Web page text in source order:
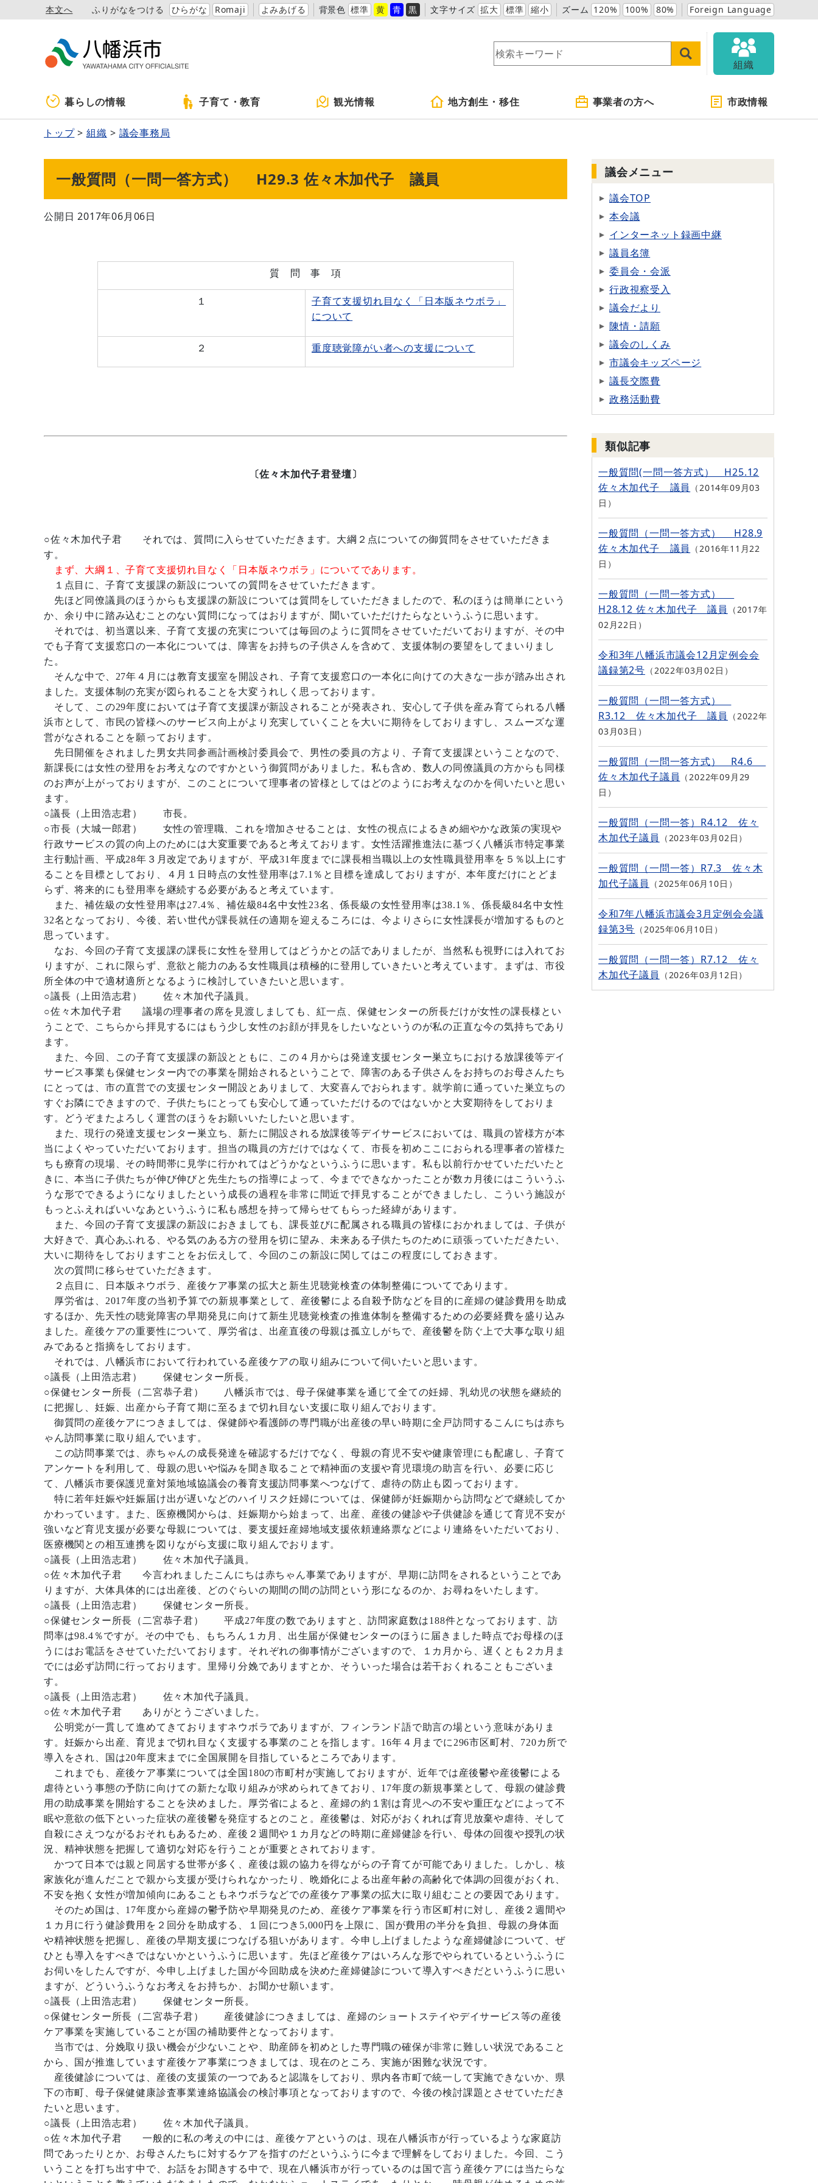
本文へ ふりがなをつける ひらがな Romaji よみあげる 背景色 標準 黄 青 黒 文字サイズ 拡大 標準 縮小 ズーム 120% 100% 80% Foreign Language
組織
暮らしの情報 子育て・教育 観光情報 地方創生・移住 事業者の方へ 市政情報
トップ 組織 議会事務局
一般質問（一問一答方式） H29.3 佐々木加代子 議員
公開日 2017年06月06日
質 問 事 項
１
子育て支援切れ目なく「日本版ネウボラ」
について
２ 重度聴覚障がい者への支援について
〔佐々木加代子君登壇〕
○佐々木加代子君 それでは、質問に入らせていただきます。大綱２点についての御質問をさせていただきま
す。
まず、大綱１、子育て支援切れ目なく「日本版ネウボラ」についてであります。
１点目に、子育て支援課の新設についての質問をさせていただきます。
先ほど同僚議員のほうからも支援課の新設については質問をしていただきましたので、私のほうは簡単にという
か、余り中に踏み込むことのない質問になってはおりますが、聞いていただけたらなというふうに思います。
それでは、初当選以来、子育て支援の充実については毎回のように質問をさせていただいておりますが、その中
でも子育て支援窓口の一本化については、障害をお持ちの子供さんを含めて、支援体制の要望をしてまいりまし
た。
そんな中で、27年４月には教育支援室を開設され、子育て支援窓口の一本化に向けての大きな一歩が踏み出され
ました。支援体制の充実が図られることを大変うれしく思っております。
そして、この29年度においては子育て支援課が新設されることが発表され、安心して子供を産み育てられる八幡
浜市として、市民の皆様へのサービス向上がより充実していくことを大いに期待をしておりますし、スムーズな運
営がなされることを願っております。
先日開催をされました男女共同参画計画検討委員会で、男性の委員の方より、子育て支援課ということなので、
新課長には女性の登用をお考えなのですかという御質問がありました。私も含め、数人の同僚議員の方からも同様
のお声が上がっておりますが、このことについて理事者の皆様としてはどのようにお考えなのかを伺いたいと思い
ます。
○議長（上田浩志君） 市長。
○市長（大城一郎君） 女性の管理職、これを増加させることは、女性の視点によるきめ細やかな政策の実現や
行政サービスの質の向上のためには大変重要であると考えております。女性活躍推進法に基づく八幡浜市特定事業
主行動計画、平成28年３月改定でありますが、平成31年度までに課長相当職以上の女性職員登用率を５％以上にす
ることを目標としており、４月１日時点の女性登用率は7.1％と目標を達成しておりますが、本年度だけにとどま
らず、将来的にも登用率を継続する必要があると考えています。
また、補佐級の女性登用率は27.4％、補佐級84名中女性23名、係長級の女性登用率は38.1％、係長級84名中女性
32名となっており、今後、若い世代が課長就任の適期を迎えるころには、今よりさらに女性課長が増加するものと
思っています。
なお、今回の子育て支援課の課長に女性を登用してはどうかとの話でありましたが、当然私も視野には入れてお
りますが、これに限らず、意欲と能力のある女性職員は積極的に登用していきたいと考えています。まずは、市役
所全体の中で適材適所となるように検討していきたいと思います。
○議長（上田浩志君） 佐々木加代子議員。
○佐々木加代子君 議場の理事者の席を見渡しましても、紅一点、保健センターの所長だけが女性の課長様とい
うことで、こちらから拝見するにはもう少し女性のお顔が拝見をしたいなというのが私の正直な今の気持ちであり
ます。
また、今回、この子育て支援課の新設とともに、この４月からは発達支援センター巣立ちにおける放課後等デイ
サービス事業も保健センター内での事業を開始されるということで、障害のある子供さんをお持ちのお母さんたち
にとっては、市の直営での支援センター開設とありまして、大変喜んでおられます。就学前に通っていた巣立ちの
すぐお隣にできますので、子供たちにとっても安心して通っていただけるのではないかと大変期待をしておりま
す。どうぞまたよろしく運営のほうをお願いいたしたいと思います。
また、現行の発達支援センター巣立ち、新たに開設される放課後等デイサービスにおいては、職員の皆様方が本
当によくやっていただいております。担当の職員の方だけではなくて、市長を初めここにおられる理事者の皆様た
ちも療育の現場、その時間帯に見学に行かれてはどうかなというふうに思います。私も以前行かせていただいたと
きに、本当に子供たちが伸び伸びと先生たちの指導によって、今までできなかったことが数カ月後にはこういうふ
うな形でできるようになりましたという成長の過程を非常に間近で拝見することができましたし、こういう施設が
もっとふえればいいなあというふうに私も感想を持って帰らせてもらった経緯があります。
また、今回の子育て支援課の新設におきましても、課長並びに配属される職員の皆様におかれましては、子供が
大好きで、真心あふれる、やる気のある方の登用を切に望み、未来ある子供たちのために頑張っていただきたい、
大いに期待をしておりますことをお伝えして、今回のこの新設に関してはこの程度にしておきます。
次の質問に移らせていただきます。
２点目に、日本版ネウボラ、産後ケア事業の拡大と新生児聴覚検査の体制整備についてであります。
厚労省は、2017年度の当初予算での新規事業として、産後鬱による自殺予防などを目的に産婦の健診費用を助成
するほか、先天性の聴覚障害の早期発見に向けて新生児聴覚検査の推進体制を整備するための必要経費を盛り込み
ました。産後ケアの重要性について、厚労省は、出産直後の母親は孤立しがちで、産後鬱を防ぐ上で大事な取り組
みであると指摘をしております。
それでは、八幡浜市において行われている産後ケアの取り組みについて伺いたいと思います。
○議長（上田浩志君） 保健センター所長。
○保健センター所長（二宮恭子君） 八幡浜市では、母子保健事業を通じて全ての妊婦、乳幼児の状態を継続的
に把握し、妊娠、出産から子育て期に至るまで切れ目ない支援に取り組んでおります。
御質問の産後ケアにつきましては、保健師や看護師の専門職が出産後の早い時期に全戸訪問するこんにちは赤ち
ゃん訪問事業に取り組んでいます。
この訪問事業では、赤ちゃんの成長発達を確認するだけでなく、母親の育児不安や健康管理にも配慮し、子育て
アンケートを利用して、母親の思いや悩みを聞き取ることで精神面の支援や育児環境の助言を行い、必要に応じ
て、八幡浜市要保護児童対策地域協議会の養育支援訪問事業へつなげて、虐待の防止も図っております。
特に若年妊娠や妊娠届け出が遅いなどのハイリスク妊婦については、保健師が妊娠期から訪問などで継続してか
かわっています。また、医療機関からは、妊娠期から始まって、出産、産後の健診や子供健診を通じて育児不安が
強いなど育児支援が必要な母親については、要支援妊産婦地域支援依頼連絡票などにより連絡をいただいており、
医療機関との相互連携を図りながら支援に取り組んでおります。
○議長（上田浩志君） 佐々木加代子議員。
○佐々木加代子君 今言われましたこんにちは赤ちゃん事業でありますが、早期に訪問をされるということであ
りますが、大体具体的には出産後、どのぐらいの期間の間の訪問という形になるのか、お尋ねをいたします。
○議長（上田浩志君） 保健センター所長。
○保健センター所長（二宮恭子君） 平成27年度の数でありますと、訪問家庭数は188件となっております、訪
問率は98.4％ですが。その中でも、もちろん１カ月、出生届が保健センターのほうに届きました時点でお母様のほ
うにはお電話をさせていただいております。それぞれの御事情がございますので、１カ月から、遅くとも２カ月ま
でには必ず訪問に行っております。里帰り分娩でありますとか、そういった場合は若干おくれることもございま
す。
○議長（上田浩志君） 佐々木加代子議員。
○佐々木加代子君 ありがとうございました。
公明党が一貫して進めてきておりますネウボラでありますが、フィンランド語で助言の場という意味がありま
す。妊娠から出産、育児まで切れ目なく支援する事業のことを指します。16年４月までに296市区町村、720カ所で
導入をされ、国は20年度末までに全国展開を目指しているところであります。
これまでも、産後ケア事業については全国180の市町村が実施しておりますが、近年では産後鬱や産後鬱による
虐待という事態の予防に向けての新たな取り組みが求められてきており、17年度の新規事業として、母親の健診費
用の助成事業を開始することを決めました。厚労省によると、産婦の約１割は育児への不安や重圧などによって不
眠や意欲の低下といった症状の産後鬱を発症するとのこと。産後鬱は、対応がおくれれば育児放棄や虐待、そして
自殺にさえつながるおそれもあるため、産後２週間や１カ月などの時期に産婦健診を行い、母体の回復や授乳の状
況、精神状態を把握して適切な対応を行うことが重要とされております。
かつて日本では親と同居する世帯が多く、産後は親の協力を得ながらの子育てが可能でありました。しかし、核
家族化が進んだことで親から支援が受けられなかったり、晩婚化による出産年齢の高齢化で体調の回復がおくれ、
不安を抱く女性が増加傾向にあることもネウボラなどでの産後ケア事業の拡大に取り組むことの要因であります。
そのため国は、17年度から産婦の鬱予防や早期発見のため、産後ケア事業を行う市区町村に対し、産後２週間や
１カ月に行う健診費用を２回分を助成する、１回につき5,000円を上限に、国が費用の半分を負担、母親の身体面
や精神状態を把握し、産後の早期支援につなげる狙いがあります。今申し上げましたような産婦健診について、ぜ
ひとも導入をすべきではないかというふうに思います。先ほど産後ケアはいろんな形でやられているというふうに
お伺いをしたんですが、今申し上げました国が今回助成を決めた産婦健診について導入すべきだというふうに思い
ますが、どういうふうなお考えをお持ちか、お聞かせ願います。
○議長（上田浩志君） 保健センター所長。
○保健センター所長（二宮恭子君） 産後健診につきましては、産婦のショートステイやデイサービス等の産後
ケア事業を実施していることが国の補助要件となっております。
当市では、分娩取り扱い機会が少ないことや、助産師を初めとした専門職の確保が非常に難しい状況であること
から、国が推進しています産後ケア事業につきましては、現在のところ、実施が困難な状況です。
産後健診については、産後の支援策の一つであると認識をしており、県内各市町で統一して実施できないか、県
下の市町、母子保健健康診査事業連絡協議会の検討事項となっておりますので、今後の検討課題とさせていただき
たいと思います。
○議長（上田浩志君） 佐々木加代子議員。
○佐々木加代子君 一般的に私の考えの中には、産後ケアというのは、現在八幡浜市が行っているような家庭訪
問であったりとか、お母さんたちに対するケアを指すのだというふうに今まで理解をしておりました。今回、こう
いうことを打ち出す中で、お話をお聞きする中で、現在八幡浜市が行っているのは国で言う産後ケアには当たらな
議会メニュー
議会TOP
本会議
インターネット録画中継
議員名簿
委員会・会派
行政視察受入
議会だより
陳情・請願
議会のしくみ
市議会キッズページ
議長交際費
政務活動費
類似記事
一般質問(一問一答方式） H25.12
佐々木加代子 議員
2014年09月03
日
一般質問（一問一答方式） H28.9
佐々木加代子 議員
2016年11月22
日
一般質問（一問一答方式）
H28.12 佐々木加代子 議員
2017年
02月22日
令和3年八幡浜市議会12月定例会会
議録第2号
2022年03月02日
一般質問（一問一答方式）
R3.12 佐々木加代子 議員
2022年
03月03日
一般質問（一問一答方式） R4.6
佐々木加代子議員
2022年09月29
日
一般質問（一問一答）R4.12 佐々
木加代子議員
2023年03月02日
一般質問（一問一答）R7.3 佐々木
加代子議員
2025年06月10日
令和7年八幡浜市議会3月定例会会議
録第3号
2025年06月10日
一般質問（一問一答）R7.12 佐々
木加代子議員
2026年03月12日